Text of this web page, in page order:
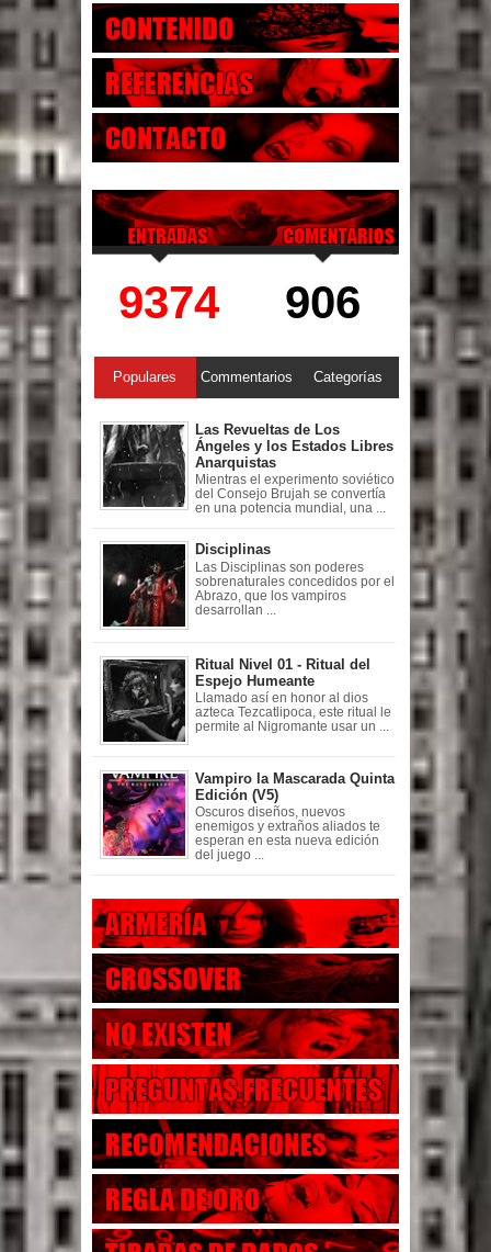
9374 906
Populares Commentarios Categorías
Las Revueltas de Los
Ángeles y los Estados Libres
Anarquistas
Mientras el experimento soviético
del Consejo Brujah se convertía
en una potencia mundial, una ...
Disciplinas
Las Disciplinas son poderes
sobrenaturales concedidos por el
Abrazo, que los vampiros
desarrollan ...
Ritual Nivel 01 - Ritual del
Espejo Humeante
Llamado así en honor al dios
azteca Tezcatlipoca, este ritual le
permite al Nigromante usar un ...
Vampiro la Mascarada Quinta
Edición (V5)
Oscuros diseños, nuevos
enemigos y extraños aliados te
esperan en esta nueva edición
del juego ...